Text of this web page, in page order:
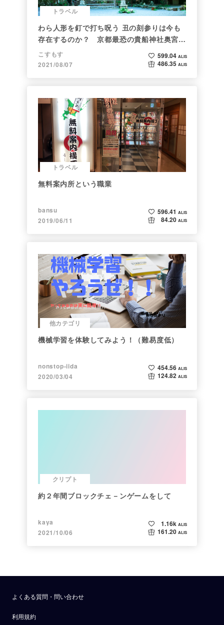
トラベル
わら人形を釘で打ち呪う 丑の刻参りは今も
存在するのか？ 京都最恐の貴船神社奥宮を
調べた
こすもす
2021/08/07
599.04 ALIS
486.35 ALIS
トラベル
無料案内所という職業
bansu
2019/06/11
596.41 ALIS
84.20 ALIS
他カテゴリ
機械学習を体験してみよう！（難易度低）
nonstop-iida
2020/03/04
454.56 ALIS
124.82 ALIS
クリプト
約２年間ブロックチェ－ンゲームをして
kaya
2021/10/06
1.16k ALIS
161.20 ALIS
よくある質問・問い合わせ
利用規約